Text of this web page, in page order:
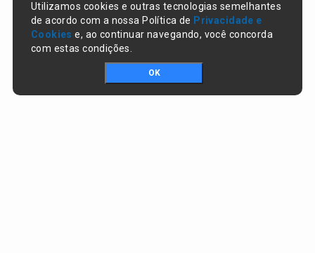
Utilizamos cookies e outras tecnologias semelhantes
de acordo com a nossa Política de Privacidade e
Cookies e, ao continuar navegando, você concorda
com estas condições.
OK